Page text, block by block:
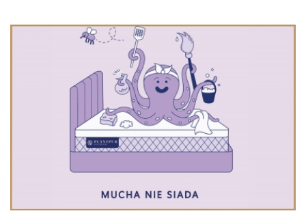
plamy nie do usunięcia. Czy naprawdę chcesz, żeby twoje
maleństwo spało na brudnym materacu? A może śpicie razem i Ty
też śpisz na przesianym materacu? Jeśli chcesz spać w higienicznym
czystym łóżku, zobacz jak uchronić materac przed przesiąkaniem,
plamami z moczu i brzydkim zapachem.
Nie ma takiego dziecka, które w początkowym okresie
odpieluszkowania nie zmoczyło materaca w nocy. Małe materace
dziecięce szybko można wyprać i wysuszyć. Poza tym są one
Jednak spora część małych dzieci śpi z rodzicami, a pranie
pełnowymiarowego materaca jest już dużo trudniejsze. Koszt jego